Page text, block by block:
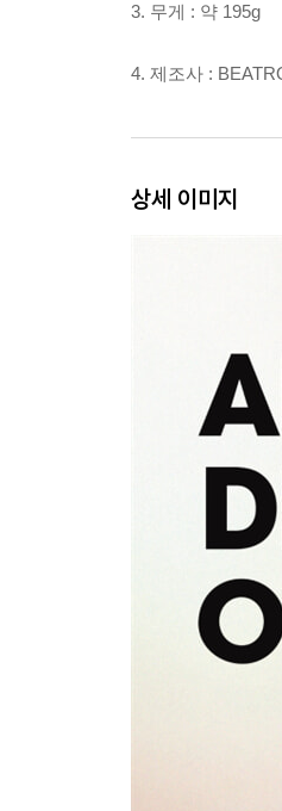
3. 무게 : 약 195g
4. 제조사 :
상세 이미지